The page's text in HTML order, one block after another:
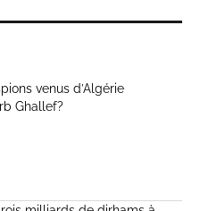
venus d’Algérie
Ghallef?